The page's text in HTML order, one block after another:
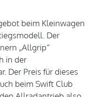
beim Kleinwagen
Der
„Allgrip“
in der
Der Preis für dieses
beim Swift Club